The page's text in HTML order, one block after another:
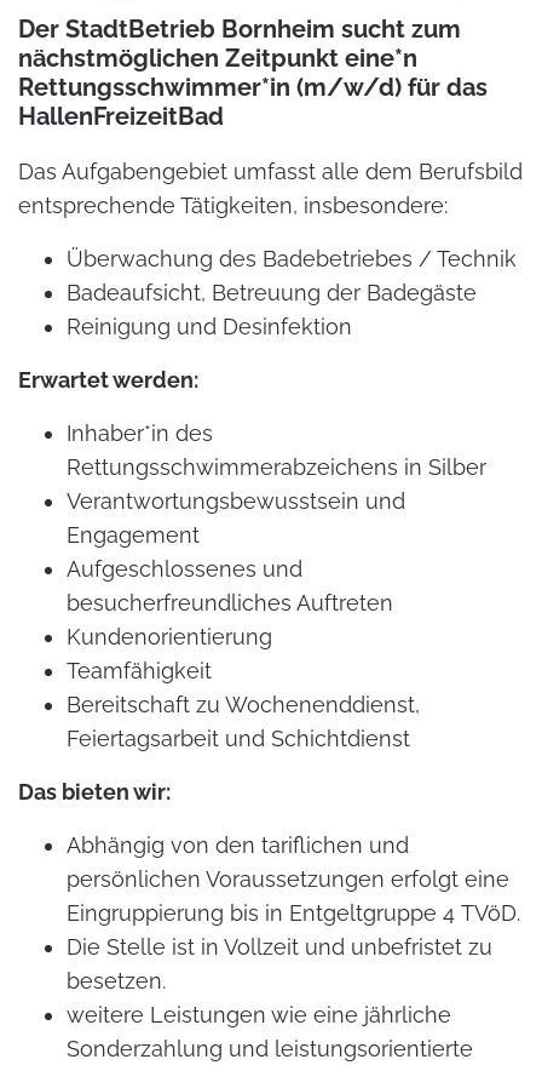
Der StadtBetrieb Bornheim sucht zum
nächstmöglichen Zeitpunkt eine*n
Rettungsschwimmer*in (m/w/d) für das
HallenFreizeitBad
Das Aufgabengebiet umfasst alle dem Berufsbild
entsprechende Tätigkeiten, insbesondere:
Überwachung des Badebetriebes / Technik
Badeaufsicht, Betreuung der Badegäste
Reinigung und Desinfektion
Erwartet werden:
Inhaber*in des
Rettungsschwimmerabzeichens in Silber
Verantwortungsbewusstsein und
Engagement
Aufgeschlossenes und
besucherfreundliches Auftreten
Kundenorientierung
Teamfähigkeit
Bereitschaft zu Wochenenddienst,
Feiertagsarbeit und Schichtdienst
Das bieten wir:
Abhängig von den tariflichen und
persönlichen Voraussetzungen erfolgt eine
Eingruppierung bis in Entgeltgruppe 4 TVöD.
Die Stelle ist in Vollzeit und unbefristet zu
besetzen.
weitere Leistungen wie eine jährliche
Sonderzahlung und leistungsorientierte